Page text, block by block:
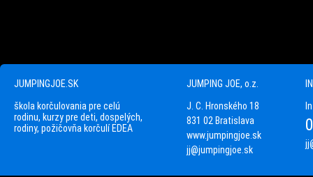
JUMPINGJOE.SK
škola korčulovania pre celú
rodinu, kurzy pre deti, dospelých,
rodiny, požičovňa korčulí EDEA
JUMPING JOE, o.z.
J. C. Hronského 18
831 02 Bratislava
www.jumpingjoe.sk
jj@jumpingjoe.sk